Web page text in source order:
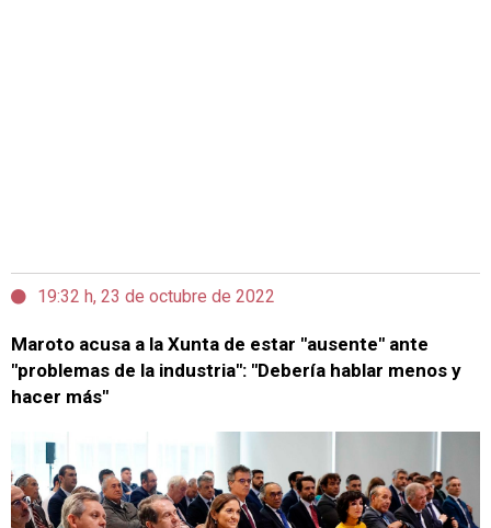
19:32 h, 23 de octubre de 2022
Maroto acusa a la Xunta de estar "ausente" ante
"problemas de la industria": "Debería hablar menos y
hacer más"